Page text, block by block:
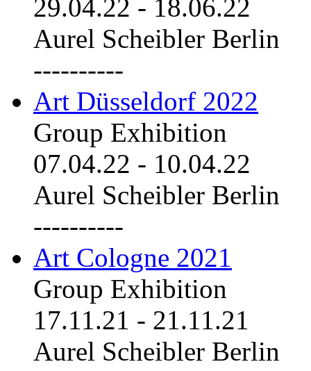
29.04.22 - 18.06.22
Aurel Scheibler Berlin
----------
Art Düsseldorf 2022
Group Exhibition
07.04.22 - 10.04.22
Aurel Scheibler Berlin
----------
Art Cologne 2021
Group Exhibition
17.11.21 - 21.11.21
Aurel Scheibler Berlin